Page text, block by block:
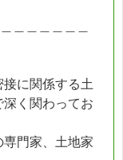
に関係する土
く関わってお
門家、土地家